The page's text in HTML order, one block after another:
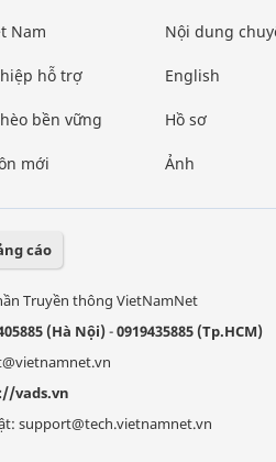
Nam
hỗ trợ
bền vững
mới
Nội dung
English
Hồ sơ
Ảnh
cáo
Truyền thông VietNamNet
(Hà Nội)-0919435885 (Tp.HCM)
vads.vn
support@tech.vietnamnet.vn